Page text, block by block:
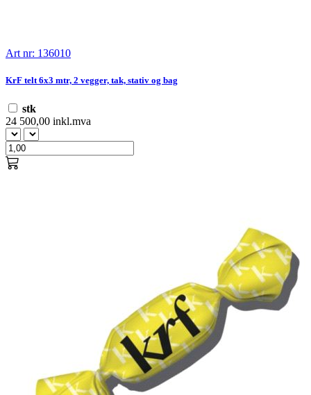
Art nr: 136010
KrF telt 6x3 mtr, 2 vegger, tak, stativ og bag
stk
24 500,00 inkl.mva